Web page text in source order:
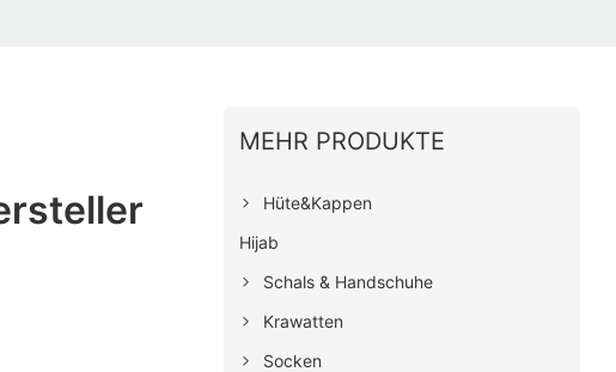
MEHR PRODUKTE
Hüte&Kappen
Hijab
Schals & Handschuhe
Krawatten
Socken